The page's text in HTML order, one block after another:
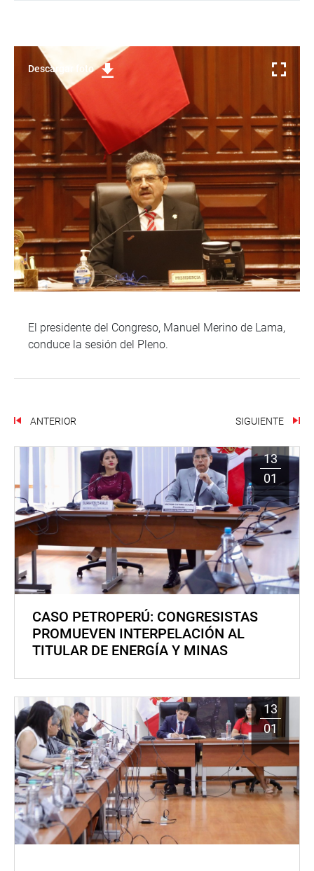
Descargar foto
El presidente del Congreso, Manuel Merino de Lama,
conduce la sesión del Pleno.
ANTERIOR SIGUIENTE
13
01
CASO PETROPERÚ: CONGRESISTAS
PROMUEVEN INTERPELACIÓN AL
TITULAR DE ENERGÍA Y MINAS
13
01